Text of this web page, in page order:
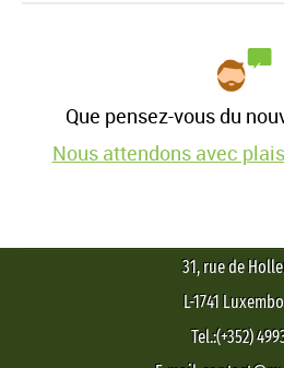
Que pensez-vous du
Nous attendons avec
31, rue de
L-1741
Tel.:(+352)